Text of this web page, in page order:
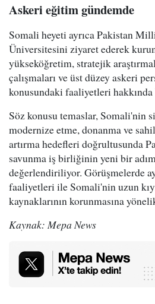
Askeri eğitim gündemde
Somali heyeti ayrıca Pakistan
Üniversitesini ziyaret ederek
yükseköğretim, stratejik
çalışmaları ve üst düzey askeri
konusundaki faaliyetleri
Söz konusu temaslar, Somali'nin
modernize etme, donanma ve
artırma hedefleri doğrultusunda
savunma iş birliğinin yeni bir
değerlendiriliyor. Görüşmelerde
faaliyetleri ile Somali'nin uzun
kaynaklarının korunmasına
Kaynak: Mepa News